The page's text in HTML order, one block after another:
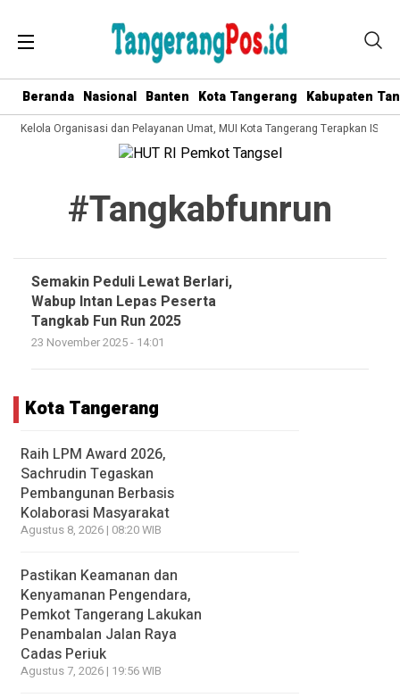
Beranda Nasional Banten Kota Tangerang Kabupaten
Kelola Organisasi dan Pelayanan Umat, MUI Kota Tangerang Terapkan ISO
#tangkabfunrun
Semakin Peduli Lewat Berlari,
Wabup Intan Lepas Peserta
Tangkab Fun Run 2025
23 November 2025 - 14:01
Kota Tangerang
Raih LPM Award 2026,
Sachrudin Tegaskan
Pembangunan Berbasis
Kolaborasi Masyarakat
Agustus 8, 2026 | 08:20 WIB
Pastikan Keamanan dan
Kenyamanan Pengendara,
Pemkot Tangerang Lakukan
Penambalan Jalan Raya
Cadas Periuk
Agustus 7, 2026 | 19:56 WIB